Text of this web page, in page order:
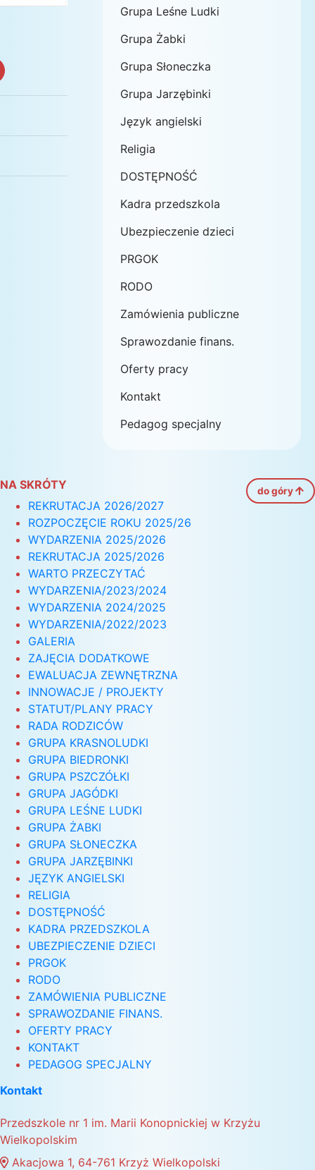
Grupa Leśne Ludki
Grupa Żabki
Grupa Słoneczka
Grupa Jarzębinki
Język angielski
Religia
DOSTĘPNOŚĆ
Kadra przedszkola
Ubezpieczenie dzieci
PRGOK
RODO
Zamówienia publiczne
Sprawozdanie finans.
Oferty pracy
Kontakt
Pedagog specjalny
NA SKRÓTY do góry
REKRUTACJA 2026/2027
ROZPOCZĘCIE ROKU 2025/26
WYDARZENIA 2025/2026
REKRUTACJA 2025/2026
WARTO PRZECZYTAĆ
WYDARZENIA/2023/2024
WYDARZENIA 2024/2025
WYDARZENIA/2022/2023
GALERIA
ZAJĘCIA DODATKOWE
EWALUACJA ZEWNĘTRZNA
INNOWACJE / PROJEKTY
STATUT/PLANY PRACY
RADA RODZICÓW
GRUPA KRASNOLUDKI
GRUPA BIEDRONKI
GRUPA PSZCZÓŁKI
GRUPA JAGÓDKI
GRUPA LEŚNE LUDKI
GRUPA ŻABKI
GRUPA SŁONECZKA
GRUPA JARZĘBINKI
JĘZYK ANGIELSKI
RELIGIA
DOSTĘPNOŚĆ
KADRA PRZEDSZKOLA
UBEZPIECZENIE DZIECI
PRGOK
RODO
ZAMÓWIENIA PUBLICZNE
SPRAWOZDANIE FINANS.
OFERTY PRACY
KONTAKT
PEDAGOG SPECJALNY
Kontakt
Przedszkole nr 1 im. Marii Konopnickiej w Krzyżu
Wielkopolskim
Akacjowa 1, 64-761 Krzyż Wielkopolski